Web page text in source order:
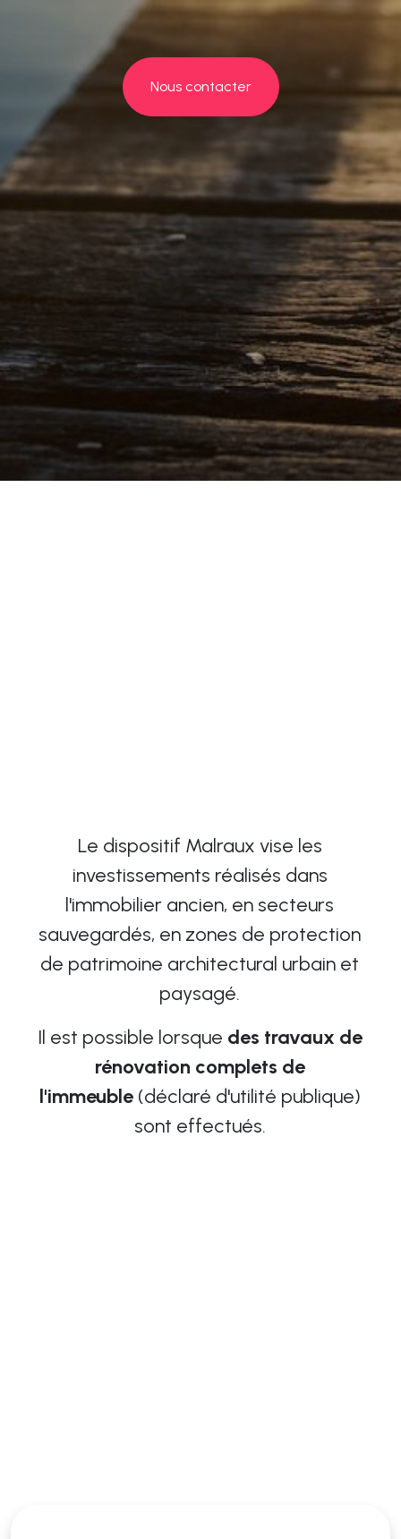
Nous contacter
Le dispositif Malraux vise les
investissements réalisés dans
l'immobilier ancien, en secteurs
sauvegardés, en zones de protection
de patrimoine architectural urbain et
paysagé.
Il est possible lorsque des travaux de
rénovation complets de
l'immeuble (déclaré d'utilité publique)
sont effectués.